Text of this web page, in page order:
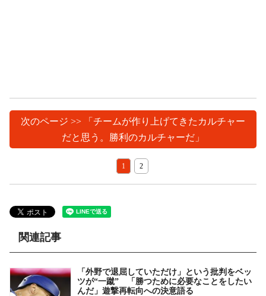
次のページ >> 「チームが作り上げてきたカルチャー
だと思う。勝利のカルチャーだ」
1 2
関連記事
「外野で退屈していただけ」という批判をベッ
ツが“一蹴” 「勝つために必要なことをしたい
んだ」遊撃再転向への決意語る